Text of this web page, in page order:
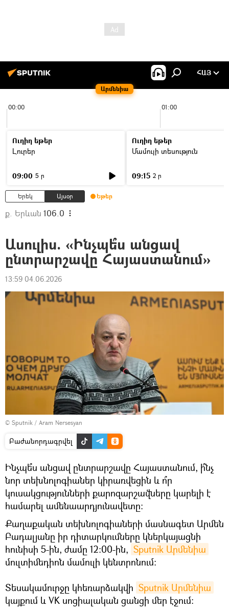
Արմենիա
ՀԱՅ
00:00 01:00
Ուղիղ եթեր
Լուրեր
09:00 5 ր
Ուղիղ եթեր
Մամուլի տեսություն
09:15 2 ր
Երեկ Այսօր Եթեր
ք. Երևան 106.0
Ասուլիս. «Ինչպե՞ս անցավ
ընտրարշավը Հայաստանում»
13:59 04.06.2026
© Sputnik / Aram Nersesyan
Բաժանորդագրվել
Ինչպե՞ս անցավ ընտրարշավը Հայաստանում, ի՞նչ
նոր տեխնոլոգիաներ կիրառվեցին և ո՞ր
կուսակցությունների քարոզարշավները կարելի է
համարել ամենաարդյունավետը։
Քաղաքական տեխնոլոգիաների մասնագետ Արմեն
Բադալյանը իր դիտարկումները կներկայացնի
հունիսի 5-ին, ժամը 12:00-ին, Sputnik Արմենիա
մուլտիմեդիոն մամուլի կենտրոնում։
Տեսակամուրջը կհեռարձակվի Sputnik Արմենիա
կայքում և VK սոցիալական ցանցի մեր էջում։